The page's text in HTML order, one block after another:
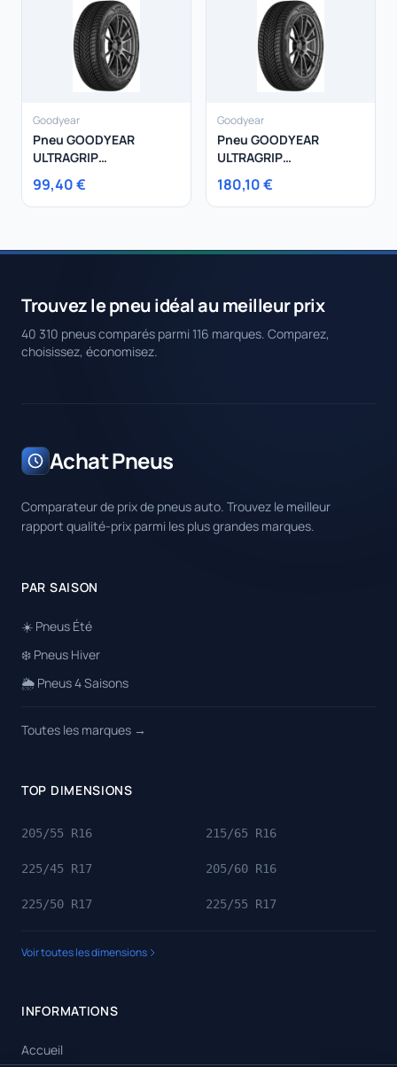
Goodyear
Pneu GOODYEAR
ULTRAGRIP
PERFORMANCE 3
195/65R15 91H
99,40 €
Goodyear
Pneu GOODYEAR
ULTRAGRIP
PERFORMANCE 3
235/55R18 104H
180,10 €
Trouvez le pneu idéal au meilleur prix
40 310 pneus comparés parmi 116 marques. Comparez,
choisissez, économisez.
Achat Pneus
Comparateur de prix de pneus auto. Trouvez le meilleur
rapport qualité-prix parmi les plus grandes marques.
PAR SAISON
☀️ Pneus Été
❄️ Pneus Hiver
🌦️ Pneus 4 Saisons
Toutes les marques →
TOP DIMENSIONS
205/55 R16 215/65 R16
225/45 R17 205/60 R16
225/50 R17 225/55 R17
Voir toutes les dimensions
INFORMATIONS
Accueil